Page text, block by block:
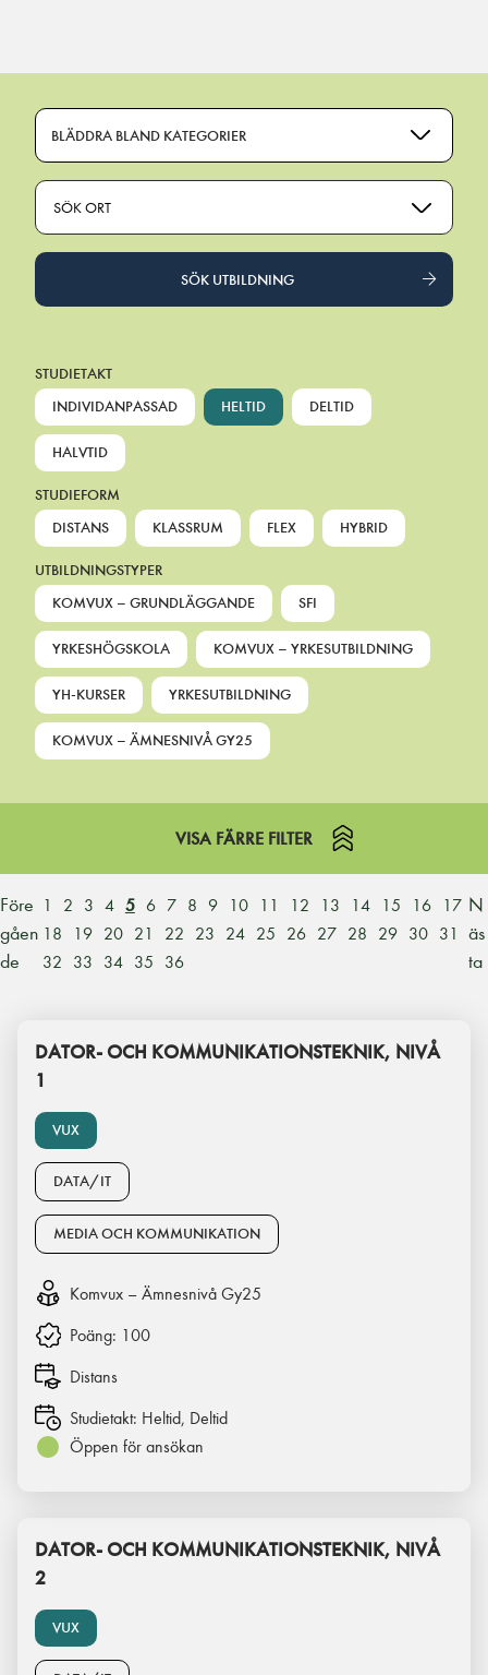
BLÄDDRA BLAND KATEGORIER
SÖK ORT
SÖK UTBILDNING
STUDIETAKT
INDIVIDANPASSAD
HELTID DELTID
HALVTID
STUDIEFORM
DISTANS
KLASSRUM FLEX HYBRID
UTBILDNINGSTYPER
KOMVUX – GRUNDLÄGGANDE
SFI
YRKESHÖGSKOLA KOMVUX – YRKESUTBILDNING
YH-KURSER YRKESUTBILDNING
KOMVUX – ÄMNESNIVÅ GY25
VISA FÄRRE FILTER
Före
gåen
de
1 2 3 4 5 6 7 8 9 10 11 12 13 14 15 16
17
18
19 20 21 22 23 24 25 26 27 28 29 30 31
32
33 34 35 36
N
äs
ta
VUX
DATOR- OCH KOMMUNIKATIONSTEKNIK, NIVÅ
1
DATA/IT
MEDIA OCH KOMMUNIKATION
Komvux – Ämnesnivå Gy25
Poäng: 100
Distans
Studietakt: Heltid, Deltid
Öppen för ansökan
VUX
DATOR- OCH KOMMUNIKATIONSTEKNIK, NIVÅ
2